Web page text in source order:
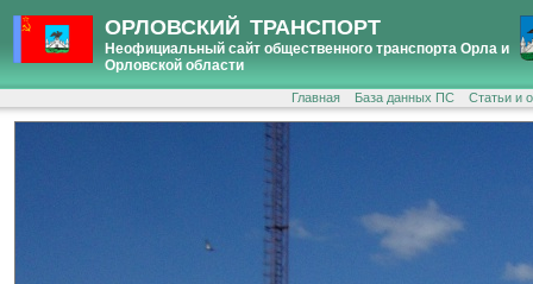
ОРЛОВСКИЙ ТРАНСПОРТ
Неофициальный сайт общественного транспорта Орла и
Орловской области
Главная База данных ПС Статьи и